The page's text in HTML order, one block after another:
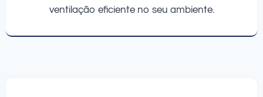
ventilação eficiente no seu ambiente.